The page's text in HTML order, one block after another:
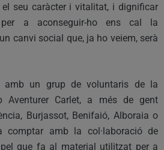
el seu caràcter i vitalitat, i dignificar
a aconseguir-ho ens cal la
canvi social que, ja ho veiem, serà
amb un grup de voluntaris de la
Aventurer Carlet, a més de gent
Burjassot, Benifaió, Alboraia o
comptar amb la col·laboració de
pel que fa al material utilitzat per a